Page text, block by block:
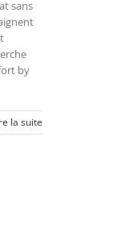
sans
by
la suite